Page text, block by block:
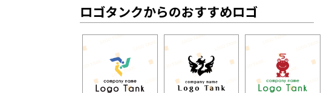
ロゴタンクからのおすすめロゴ